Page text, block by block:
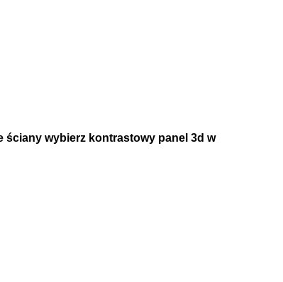
ściany wybierz kontrastowy panel 3d w